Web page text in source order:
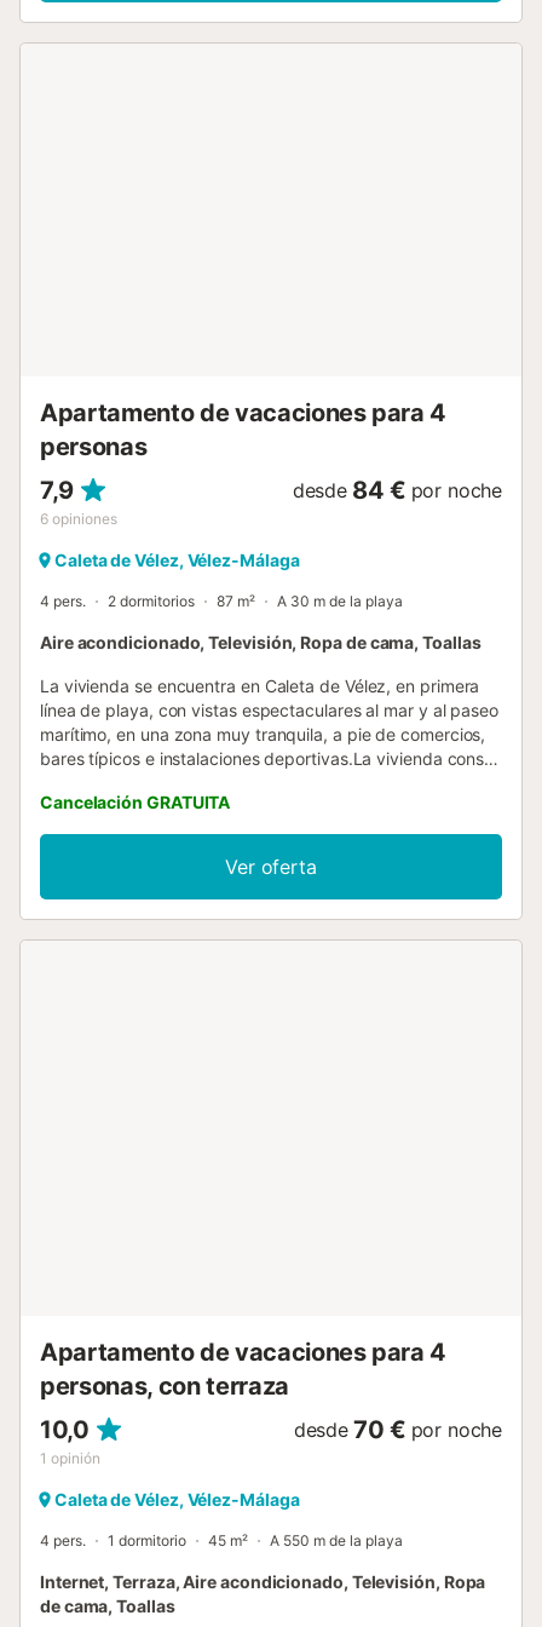
salón comedor con acceso a la maravillosa terraza con
Apartamento de vacaciones para 4
personas
7,9
6 opiniones
desde 84 € por noche
Caleta de Vélez, Vélez-Málaga
4 pers. 2 dormitorios 87 m² A 30 m de la playa
Aire acondicionado, Televisión, Ropa de cama, Toallas
La vivienda se encuentra en Caleta de Vélez, en primera
línea de playa, con vistas espectaculares al mar y al paseo
marítimo, en una zona muy tranquila, a pie de comercios,
bares típicos e instalaciones deportivas.La vivienda consta
una cocina independiente totalmente equipada, un salón-
comedor con vistas a la terraza con ventanales
panorámicos, un mobiliario confortable.Ideal para pasar
unas cálidas vacaciones cerca del mar y en familia....
Cancelación GRATUITA
Ver oferta
Apartamento de vacaciones para 4
personas, con terraza
10,0
1 opinión
desde 70 € por noche
Caleta de Vélez, Vélez-Málaga
4 pers. 1 dormitorio 45 m² A 550 m de la playa
Internet, Terraza, Aire acondicionado, Televisión, Ropa
de cama, Toallas